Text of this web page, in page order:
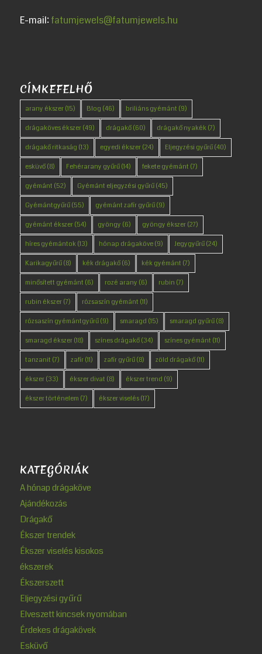
E-mail: fatumjewels@fatumjewels.hu
CÍMKEFELHŐ
arany ékszer(15) Blog (46) briliáns gyémánt (9)
drágaköves ékszer(49) drágakő(60) drágakő nyakék(7)
drágakő ritkaság (13) egyedi ékszer(24) Eljegyzési gyűrű(40)
esküvő(8) Fehérarany gyűrű(14) fekete gyémánt (7)
gyémánt (52) Gyémánt eljegyzési gyűrű(45)
Gyémántgyűrű(55) gyémánt zafír gyűrű(9)
gyémánt ékszer(54) gyöngy (6) gyöngy ékszer(27)
híres gyémántok(13) hónap drágaköve(9) Jegygyűrű(24)
Karikagyűrű(8) kék drágakő(6) kék gyémánt (7)
minősített gyémánt (6) rozé arany (6) rubin (7)
rubin ékszer(7) rózsaszín gyémánt (11)
rózsaszín gyémántgyűrű(9) smaragd (15) smaragd gyűrű(8)
smaragd ékszer(18) színes drágakő(34) színes gyémánt (11)
tanzanit (7) zafír(11) zafír gyűrű(8) zöld drágakő(11)
ékszer(33) ékszer divat (8) ékszer trend (9)
ékszer történelem (7) ékszer viselés(17)
KATEGÓRIÁK
A hónap drágaköve
Ajándékozás
Drágakő
Ékszer trendek
Ékszer viselés kisokos
ékszerek
Ékszerszett
Eljegyzési gyűrű
Elveszett kincsek nyomában
Érdekes drágakövek
Esküvő